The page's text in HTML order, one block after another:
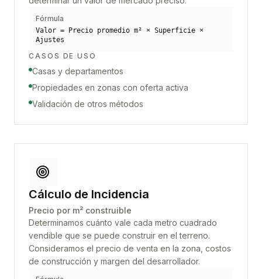
Fórmula
Valor = Precio promedio m² × Superficie ×
Ajustes
CASOS DE USO
Casas y departamentos
Propiedades en zonas con oferta activa
Validación de otros métodos
Cálculo de Incidencia
Precio por m² construible
Determinamos cuánto vale cada metro cuadrado
vendible que se puede construir en el terreno.
Consideramos el precio de venta en la zona, costos
de construcción y margen del desarrollador.